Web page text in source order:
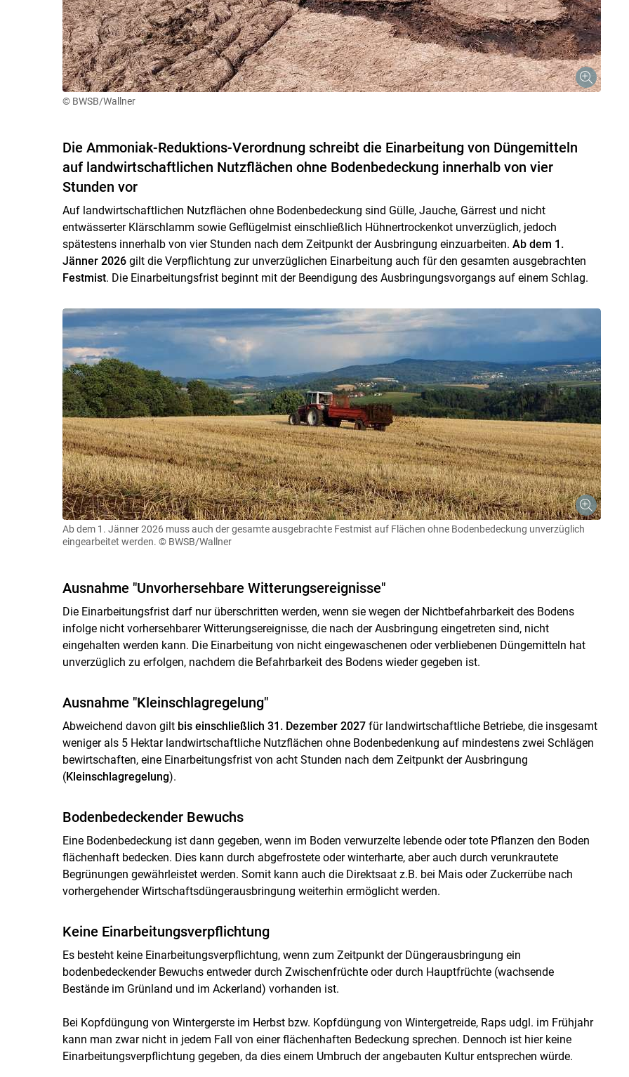
© BWSB/Wallner
Die Ammoniak-Reduktions-Verordnung schreibt die Einarbeitung von Düngemitteln
auf landwirtschaftlichen Nutzflächen ohne Bodenbedeckung innerhalb von vier
Stunden vor
Auf landwirtschaftlichen Nutzflächen ohne Bodenbedeckung sind Gülle, Jauche, Gärrest und nicht
entwässerter Klärschlamm sowie Geflügelmist einschließlich Hühnertrockenkot unverzüglich, jedoch
spätestens innerhalb von vier Stunden nach dem Zeitpunkt der Ausbringung einzuarbeiten. Ab dem 1.
Jänner 2026gilt die Verpflichtung zur unverzüglichen Einarbeitung auch für den gesamten ausgebrachten
Festmist. Die Einarbeitungsfrist beginnt mit der Beendigung des Ausbringungsvorgangs auf einem Schlag.
Ab dem 1. Jänner 2026 muss auch der gesamte ausgebrachte Festmist auf Flächen ohne Bodenbedeckung unverzüglich
eingearbeitet werden. © BWSB/Wallner
Ausnahme "Unvorhersehbare Witterungsereignisse"
Die Einarbeitungsfrist darf nur überschritten werden, wenn sie wegen der Nichtbefahrbarkeit des Bodens
infolge nicht vorhersehbarer Witterungsereignisse, die nach der Ausbringung eingetreten sind, nicht
eingehalten werden kann. Die Einarbeitung von nicht eingewaschenen oder verbliebenen Düngemitteln hat
unverzüglich zu erfolgen, nachdem die Befahrbarkeit des Bodens wieder gegeben ist.
Ausnahme "Kleinschlagregelung"
Abweichend davon gilt bis einschließlich 31. Dezember 2027für landwirtschaftliche Betriebe, die insgesamt
weniger als 5 Hektar landwirtschaftliche Nutzflächen ohne Bodenbedenkung auf mindestens zwei Schlägen
bewirtschaften, eine Einarbeitungsfrist von acht Stunden nach dem Zeitpunkt der Ausbringung
(Kleinschlagregelung).
Bodenbedeckender Bewuchs
Eine Bodenbedeckung ist dann gegeben, wenn im Boden verwurzelte lebende oder tote Pflanzen den Boden
flächenhaft bedecken. Dies kann durch abgefrostete oder winterharte, aber auch durch verunkrautete
Begrünungen gewährleistet werden. Somit kann auch die Direktsaat z.B. bei Mais oder Zuckerrübe nach
vorhergehender Wirtschaftsdüngerausbringung weiterhin ermöglicht werden.
Keine Einarbeitungsverpflichtung
Es besteht keine Einarbeitungsverpflichtung, wenn zum Zeitpunkt der Düngerausbringung ein
bodenbedeckender Bewuchs entweder durch Zwischenfrüchte oder durch Hauptfrüchte (wachsende
Bestände im Grünland und im Ackerland) vorhanden ist.
Bei Kopfdüngung von Wintergerste im Herbst bzw. Kopfdüngung von Wintergetreide, Raps udgl. im Frühjahr
kann man zwar nicht in jedem Fall von einer flächenhaften Bedeckung sprechen. Dennoch ist hier keine
Einarbeitungsverpflichtung gegeben, da dies einem Umbruch der angebauten Kultur entsprechen würde.